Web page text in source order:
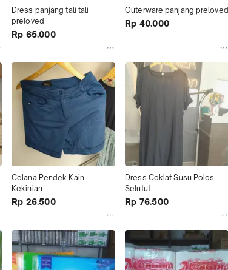
Dress panjang tali tali
preloved
Rp 65.000
Outerware panjang preloved
Rp 40.000
Celana Pendek Kain
Kekinian
Rp 26.500
Dress Coklat Susu Polos
Selutut
Rp 76.500